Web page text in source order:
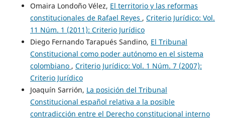
Omaira Londoño Vélez, El territorio y las reformas
constitucionales de Rafael Reyes , Criterio Jurídico: Vol.
11 Núm. 1 (2011): Criterio Jurídico
Diego Fernando Tarapués Sandino, El Tribunal
Constitucional como poder autónomo en el sistema
colombiano , Criterio Jurídico: Vol. 1 Núm. 7 (2007):
Criterio Jurídico
Joaquín Sarrión, La posición del Tribunal
Constitucional español relativa a la posible
contradicción entre el Derecho constitucional interno